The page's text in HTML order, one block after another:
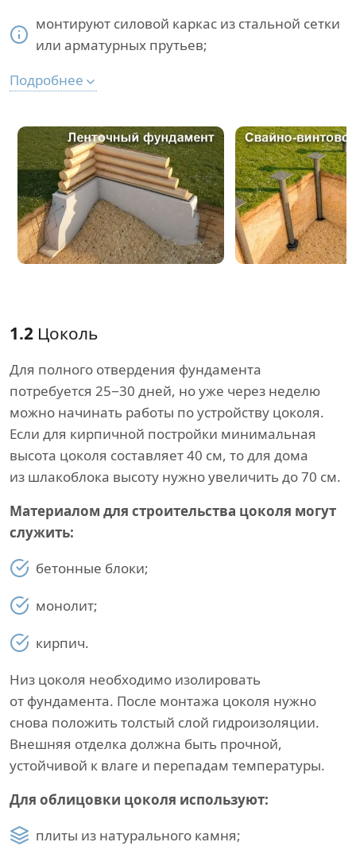
монтируют силовой каркас из стальной сетки
или арматурных прутьев;
Подробнее
1.2 Цоколь
Для полного отвердения фундамента
потребуется 25−30 дней, но уже через неделю
можно начинать работы по устройству цоколя.
Если для кирпичной постройки минимальная
высота цоколя составляет 40 см, то для дома
из шлакоблока высоту нужно увеличить до 70 см.
Материалом для строительства цоколя могут
служить:
бетонные блоки;
монолит;
кирпич.
Низ цоколя необходимо изолировать
от фундамента. После монтажа цоколя нужно
снова положить толстый слой гидроизоляции.
Внешняя отделка должна быть прочной,
устойчивой к влаге и перепадам температуры.
Для облицовки цоколя используют:
плиты из натурального камня;